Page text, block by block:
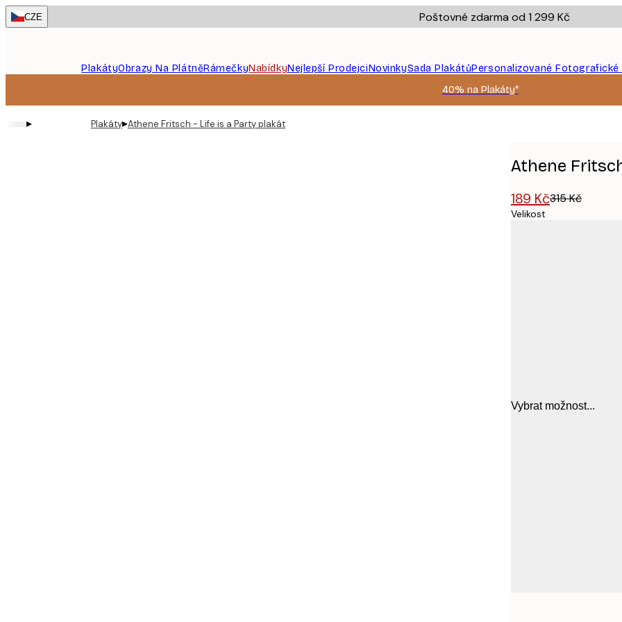
Skip
to
CZE Poštovné zdarma od 1 299 Kč
PlakátyObrazy Na PlátněRámečkyNabídkyNejlepší ProdejciNovinkySada PlakátůPersonalizované Fotografické
40% na Plakáty*
▸ Plakáty▸Athene Fritsch - Life is a Party plakát
Athene
189 Kč315 Kč
Velikost
Vybrat možnost...